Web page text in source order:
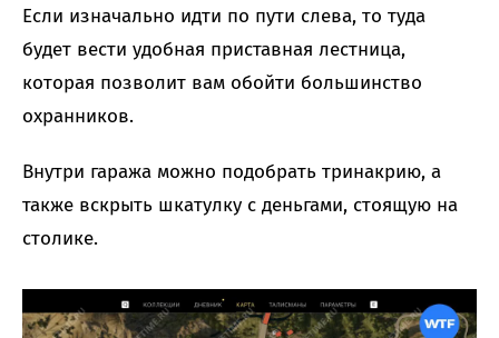
Если изначально идти по пути слева, то туда
будет вести удобная приставная лестница,
которая позволит вам обойти большинство
охранников.
Внутри гаража можно подобрать тринакрию, а
также вскрыть шкатулку с деньгами, стоящую на
столике.